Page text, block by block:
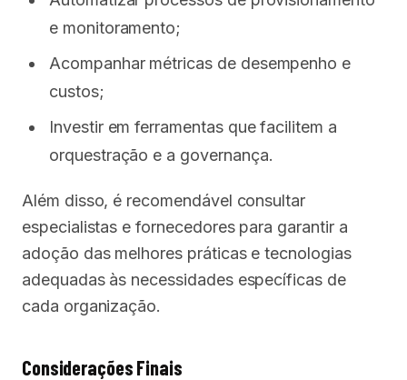
e monitoramento;
Acompanhar métricas de desempenho e
custos;
Investir em ferramentas que facilitem a
orquestração e a governança.
Além disso, é recomendável consultar
especialistas e fornecedores para garantir a
adoção das melhores práticas e tecnologias
adequadas às necessidades específicas de
cada organização.
Considerações Finais